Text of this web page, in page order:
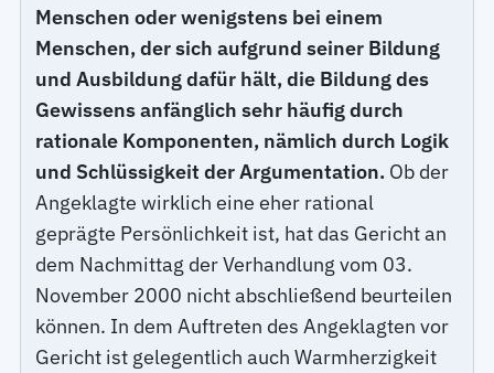
Menschen oder wenigstens bei einem
Menschen, der sich aufgrund seiner Bildung
und Ausbildung dafür hält, die Bildung des
Gewissens anfänglich sehr häufig durch
rationale Komponenten, nämlich durch Logik
und Schlüssigkeit der Argumentation. Ob der
Angeklagte wirklich eine eher rational
geprägte Persönlichkeit ist, hat das Gericht an
dem Nachmittag der Verhandlung vom 03.
November 2000 nicht abschließend beurteilen
können. In dem Auftreten des Angeklagten vor
Gericht ist gelegentlich auch Warmherzigkeit